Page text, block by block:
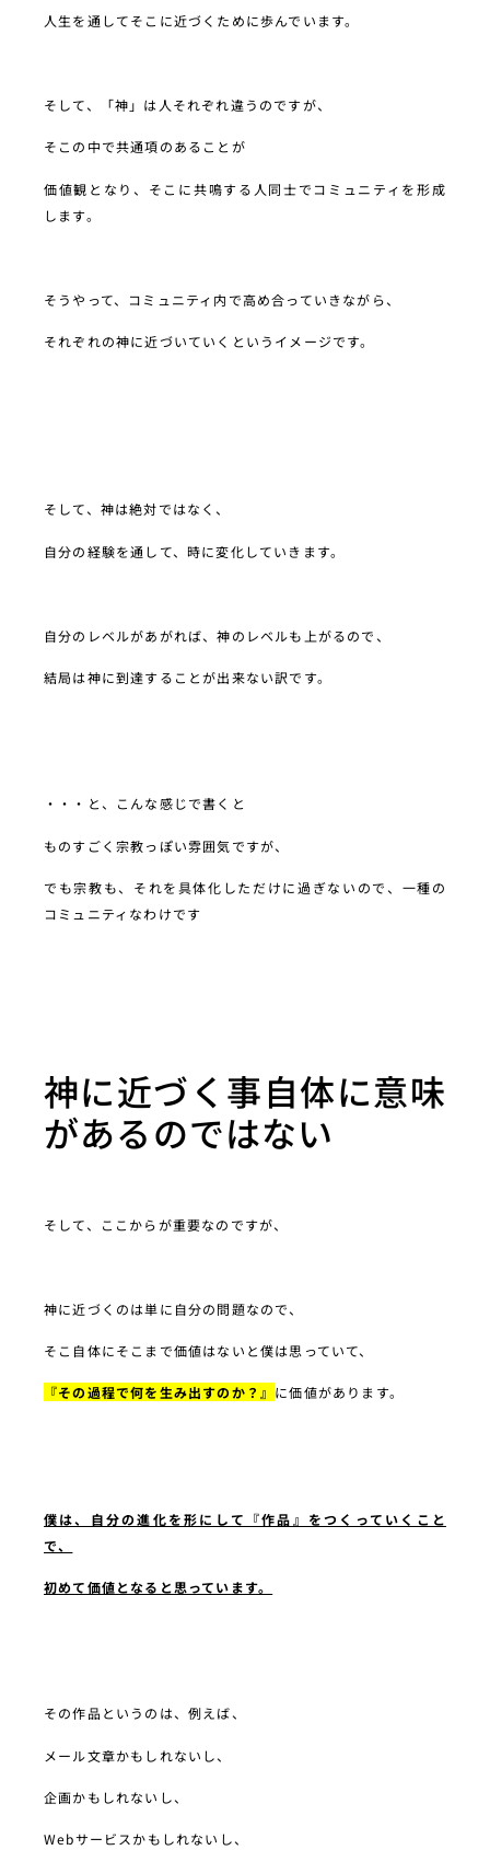
人生を通してそこに近づくために歩んでいます。
そして、「神」は人それぞれ違うのですが、
そこの中で共通項のあることが
価値観となり、そこに共鳴する人同士でコミュニティを形成
します。
そうやって、コミュニティ内で高め合っていきながら、
それぞれの神に近づいていくというイメージです。
そして、神は絶対ではなく、
自分の経験を通して、時に変化していきます。
自分のレベルがあがれば、神のレベルも上がるので、
結局は神に到達することが出来ない訳です。
・・・と、こんな感じで書くと
ものすごく宗教っぽい雰囲気ですが、
でも宗教も、それを具体化しただけに過ぎないので、一種の
コミュニティなわけです
神に近づく事自体に意味
があるのではない
そして、ここからが重要なのですが、
神に近づくのは単に自分の問題なので、
そこ自体にそこまで価値はないと僕は思っていて、
『その過程で何を生み出すのか？』 に価値があります。
僕は、自分の進化を形にして『作品』をつくっていくこと
で、
初めて価値となると思っています。
その作品というのは、例えば、
メール文章かもしれないし、
企画かもしれないし、
Webサービスかもしれないし、